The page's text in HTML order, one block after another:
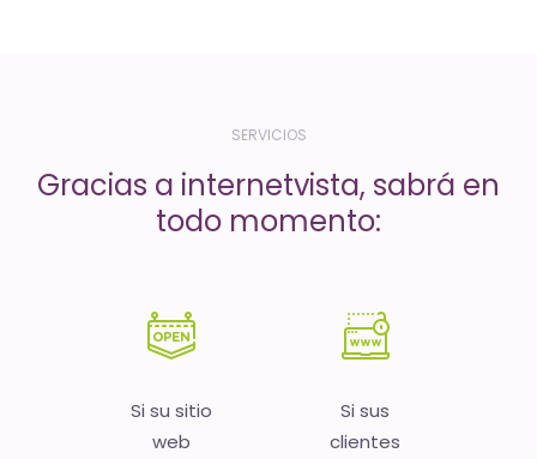
oro
SERVICIOS
Gracias a internetvista, sabrá en
todo momento:
Si su sitio
web
Si sus
clientes